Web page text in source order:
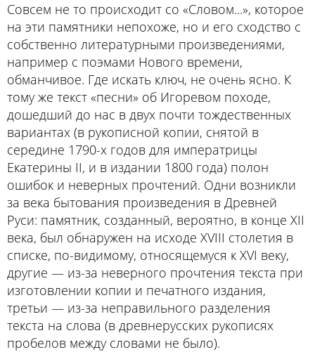
Совсем не то происходит со «Словом...», которое
на эти памятники непохоже, но и его сходство с
собственно литературными произведениями,
например с поэмами Нового времени,
обманчивое. Где искать ключ, не очень ясно. К
тому же текст «песни» об Игоревом походе,
дошедший до нас в двух почти тождественных
вариантах (в рукописной копии, снятой в
середине 1790-х годов для императрицы
Екатерины II, и в издании 1800 года) полон
ошибок и неверных прочтений. Одни возникли
за века бытования произведения в Древней
Руси: памятник, созданный, вероятно, в конце XII
века, был обнаружен на исходе XVIII столетия в
списке, по-видимому, относящемуся к XVI веку,
другие — из-за неверного прочтения текста при
изготовлении копии и печатного издания,
третьи — из-за неправильного разделения
текста на слова (в древнерусских рукописях
пробелов между словами не было).